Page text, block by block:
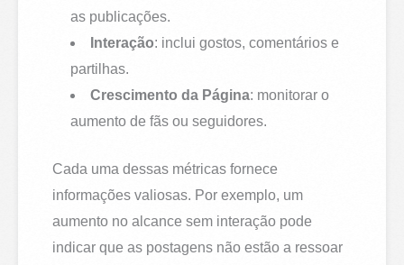
as publicações.
Interação: inclui gostos, comentários e
partilhas.
Crescimento da Página: monitorar o
aumento de fãs ou seguidores.
Cada uma dessas métricas fornece
informações valiosas. Por exemplo, um
aumento no alcance sem interação pode
indicar que as postagens não estão a ressoar